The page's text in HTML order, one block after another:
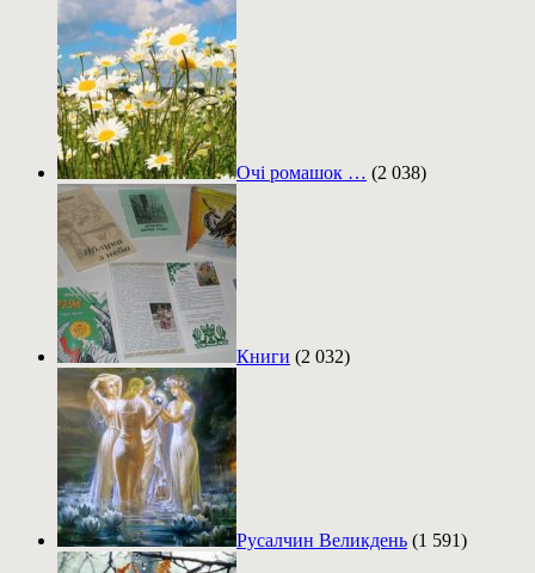
Очі ромашок … (2 038)
Книги (2 032)
Русалчин Великдень (1 591)